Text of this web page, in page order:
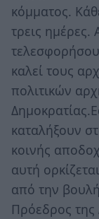
κόμματος.
τρεις ημέρες.
καλεί τους
πολιτικών
καταλήξουν
κοινής
αυτή
από την
Πρόεδρος της